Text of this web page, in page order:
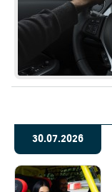
30.07.2026